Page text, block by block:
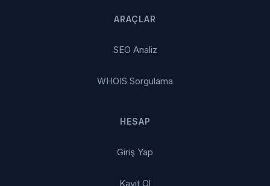
ARAÇLAR
SEO Analiz
WHOIS Sorgulama
HESAP
Giriş Yap
Kayıt Ol